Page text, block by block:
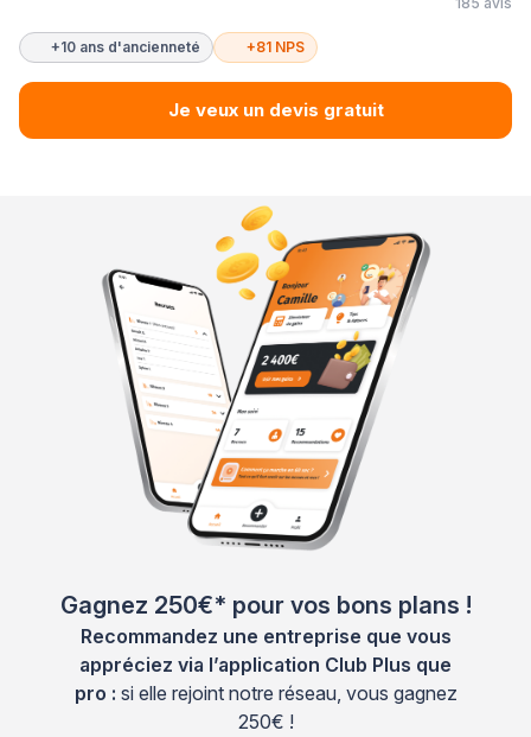
+10 ans d'ancienneté +81 NPS
Je veux un devis gratuit
Gagnez 250€* pour vos bons plans !
Recommandez une entreprise que vous
appréciez via l’application Club Plus que
pro : si elle rejoint notre réseau, vous gagnez
250€ !